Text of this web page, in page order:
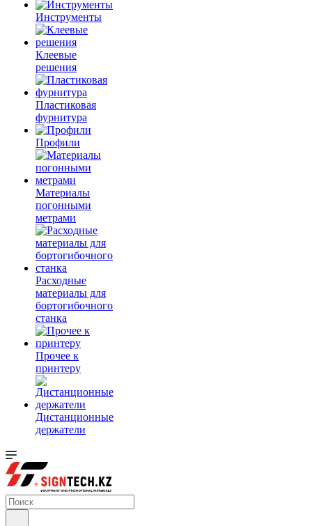
Инструменты
Клеевые
решения
Пластиковая
фурнитура
Профили
Материалы
погонными
метрами
Расходные
материалы для
бортогибочного
станка
Прочее к
принтеру
Дистанционные
держатели